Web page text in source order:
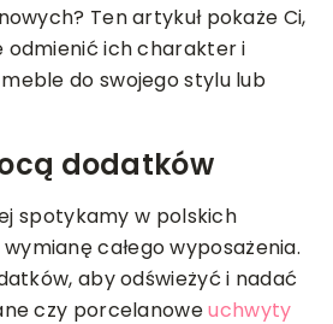
Ten artykuł pokaże Ci,
odmienić ich charakter i
do swojego stylu lub
dodatków
spotykamy w polskich
całego wyposażenia.
aby odświeżyć i nadać
czy porcelanoweuchwyty
2024
wybrać mieszkanie na
osiedlu: poradnik dla
istotne cechy zamkniętych